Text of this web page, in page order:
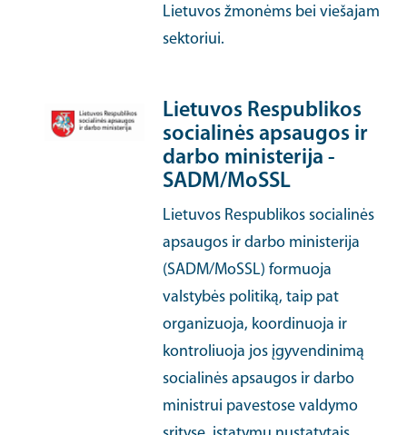
Lietuvos žmonėms bei viešajam
sektoriui.
Lietuvos Respublikos
socialinės apsaugos ir
darbo ministerija -
SADM/MoSSL
Lietuvos Respublikos socialinės
apsaugos ir darbo ministerija
(SADM/MoSSL) formuoja
valstybės politiką, taip pat
organizuoja, koordinuoja ir
kontroliuoja jos įgyvendinimą
socialinės apsaugos ir darbo
ministrui pavestose valdymo